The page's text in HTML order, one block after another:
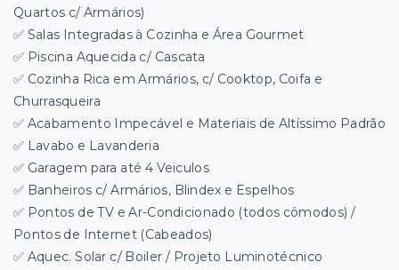
Quartos c/ Armários)
✅ Salas Integradas à Cozinha e Área Gourmet
✅ Piscina Aquecida c/ Cascata
✅ Cozinha Rica em Armários, c/ Cooktop, Coifa e
Churrasqueira
✅ Acabamento Impecável e Materiais de Altíssimo Padrão
✅ Lavabo e Lavanderia
✅ Garagem para até 4 Veiculos
✅ Banheiros c/ Armários, Blindex e Espelhos
✅ Pontos de TV e Ar-Condicionado (todos cômodos) /
Pontos de Internet (Cabeados)
✅ Aquec. Solar c/ Boiler / Projeto Luminotécnico